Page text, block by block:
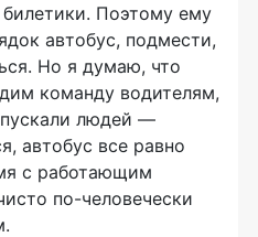
Поэтому ему
автобус, подмести,
Но я думаю, что
команду водителям,
людей —
автобус все равно
с работающим
по-человечески